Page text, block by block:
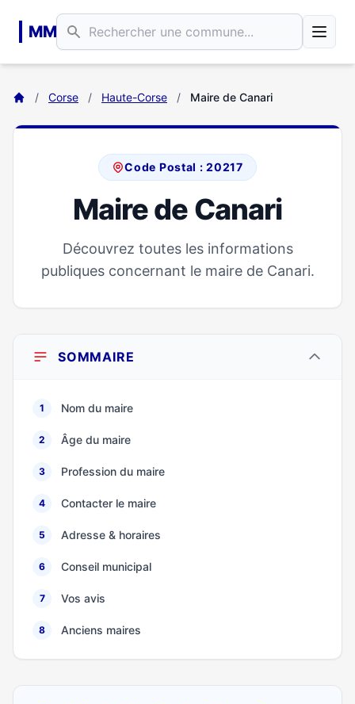
MM
/ Corse / Haute-Corse / Maire de Canari
Code Postal : 20217
Maire de Canari
Découvrez toutes les informations
publiques concernant le maire de Canari.
SOMMAIRE
1 Nom du maire
2 Âge du maire
3 Profession du maire
4 Contacter le maire
5 Adresse & horaires
6 Conseil municipal
7 Vos avis
8 Anciens maires